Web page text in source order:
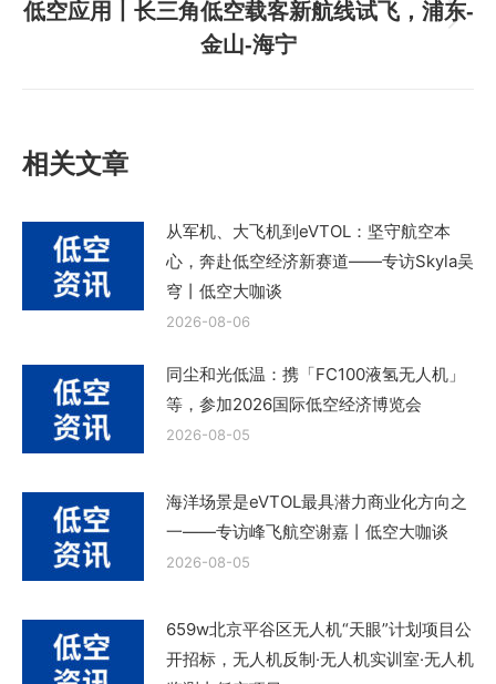
章：
下
一
低空应用丨长三角低空载客新航线试飞，浦东-
金山-海宁
相关文章
从军机、大飞机到eVTOL：坚守航空本
心，奔赴低空经济新赛道——专访Skyla吴
穹丨低空大咖谈
2026-08-06
同尘和光低温：携「FC100液氢无人机」
等，参加2026国际低空经济博览会
2026-08-05
海洋场景是eVTOL最具潜力商业化方向之
一——专访峰飞航空谢嘉丨低空大咖谈
2026-08-05
659w北京平谷区无人机“天眼”计划项目公
开招标，无人机反制·无人机实训室·无人机